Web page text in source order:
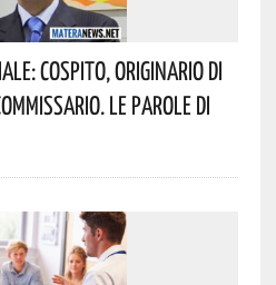
Cospito, Originario Di
Le Parole Di